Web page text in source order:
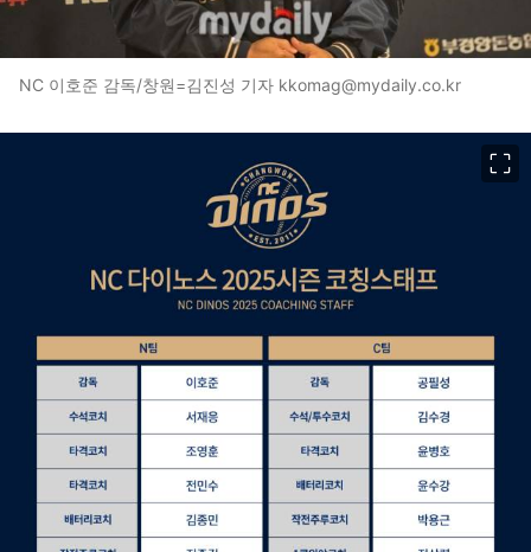
NC 이호준 감독/창원=김진성 기자 kkomag@mydaily.co.kr